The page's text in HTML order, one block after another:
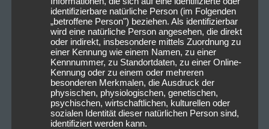
Ergebnissen. So etwas dürften die wenigstens Fans
schon erlebt haben, Rockfreaks mit gutem Auge für
ihre Helden werden sich freuen. Mehr noch: Die
Gemälde werden noch am gleichen Abend gegen
eine Spende verlost, vonKISShöchst selbst signiert
und nach dem Konzert an die Gewinner
ausgehändigt. Die Erlöse kommen einer wohltätigen
Einrichtung in der jeweiligen Stadt zugute.
identifizierbare natürliche Person (im Folgenden
„betroffene Person") beziehen. Als identifizierbar
wird eine natürliche Person angesehen, die direkt
oder indirekt, insbesondere mittels Zuordnung zu
einer Kennung wie einem Namen, zu einer
Kennnummer, zu Standortdaten, zu einer Online-
Kennung oder zu einem oder mehreren
besonderen Merkmalen, die Ausdruck der
physischen, physiologischen, genetischen,
psychischen, wirtschaftlichen, kulturellen oder
sozialen Identität dieser natürlichen Person sind,
identifiziert werden kann.